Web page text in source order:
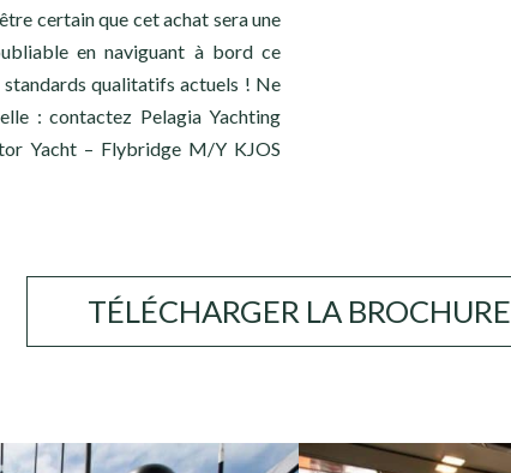
certain que cet achat sera une
en naviguant à bord ce
standards qualitatifs actuels ! Ne
: contactez Pelagia Yachting
Yacht – Flybridge M/Y KJOS
TÉLÉCHARGER LA BROCHURE